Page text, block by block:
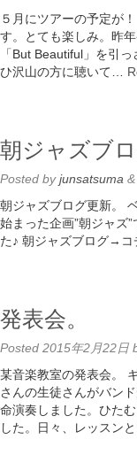
５月にツアーの予定が
す。とても楽しみ。昨
「But Beautiful」を引
ひ沢山の方に聴いて…
朝ジャズブロ
Posted byjunsatsuma &
朝ジャズブログ更新。
始まった企画”朝ジャズ
た♪ 朝ジャズブログ→コ
発表会。
Posted 2015年2月22日
某音楽教室の発表会。
さんの生徒さんがバン
命演奏しました。ひた
した。日々、レッスン